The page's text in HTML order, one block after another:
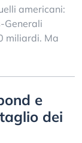
americani:
Generali
miliardi. Ma
e
dei